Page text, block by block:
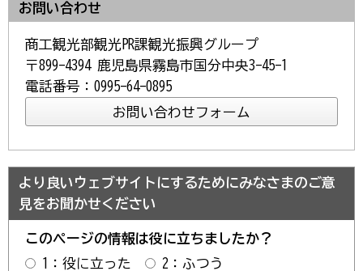
お問い合わせ
商工観光部観光PR課観光振興グループ
〒899-4394 鹿児島県霧島市国分中央3-45-1
電話番号：0995-64-0895
より良いウェブサイトにするためにみなさまのご意
見をお聞かせください
このページの情報は役に立ちましたか？
1：役に立った
2：ふつう